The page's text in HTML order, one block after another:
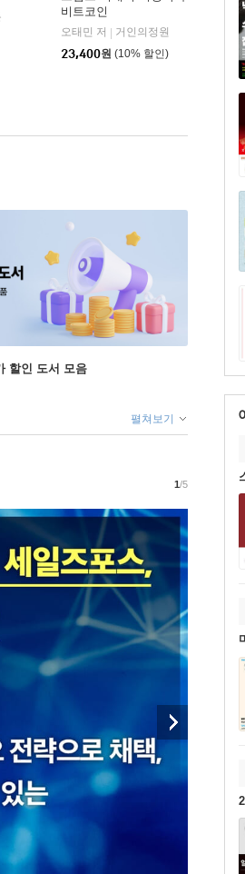
비트코인
오태민 저
거인의정원
23,400원 (10% 할인)
할인 도서 모음
펼쳐보기
1/5